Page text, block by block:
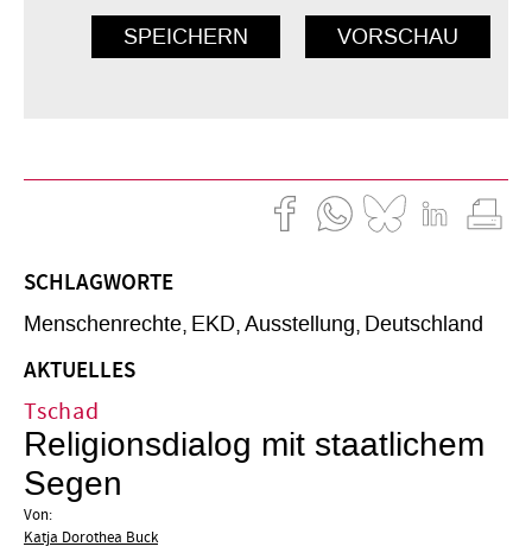
SCHLAGWORTE
Menschenrechte EKD Ausstellung Deutschland
AKTUELLES
Tschad
Religionsdialog mit staatlichem
Segen
Von:
Katja Dorothea Buck